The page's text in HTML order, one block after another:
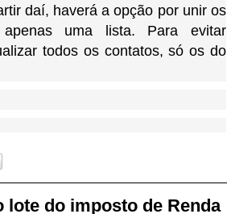
daí, haverá a opção por unir os
uma lista. Para evitar
todos os contatos, só os do
lote do imposto de Renda